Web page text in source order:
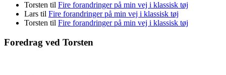
Torsten til Fire forandringer på min vej i klassisk tøj
Lars til Fire forandringer på min vej i klassisk tøj
Torsten til Fire forandringer på min vej i klassisk tøj
Foredrag ved Torsten